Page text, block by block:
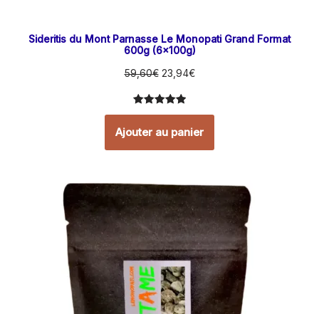
Sideritis du Mont Parnasse Le Monopati Grand Format
600g (6x100g)
59,60€ 23,94€
Noté5.00
sur 5
4
Ajouter au panier